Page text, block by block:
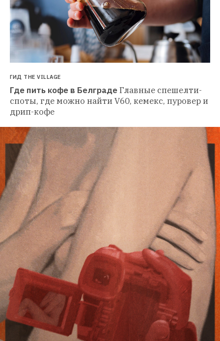
ГИД THE VILLAGE
Где пить кофе в БелградеГлавные спешелти-
споты, где можно найти V60, кемекс, пуровер и
дрип-кофе